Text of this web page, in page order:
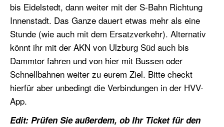
bis Eidelstedt, dann weiter mit der S-Bahn Richtung
Innenstadt. Das Ganze dauert etwas mehr als eine
Stunde (wie auch mit dem Ersatzverkehr). Alternativ
könnt ihr mit der AKN von Ulzburg Süd auch bis
Dammtor fahren und von hier mit Bussen oder
Schnellbahnen weiter zu eurem Ziel. Bitte checkt
hierfür aber unbedingt die Verbindungen in der HVV-
App.
Edit: Prüfen Sie außerdem, ob Ihr Ticket für den